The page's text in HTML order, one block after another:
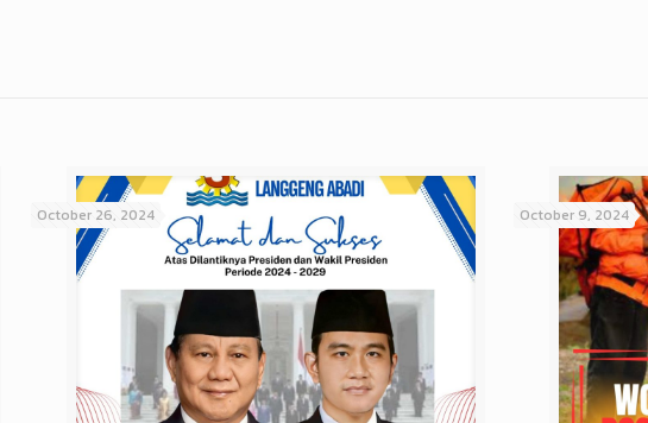
October 26, 2024 October 9, 2024